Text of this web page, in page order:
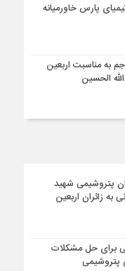
پارس خاورمیانه
به مناسبت اربعین
الحسین
پتروشیمی شهید
به زائران اربعین
برای حل مشکلات
پتروشیمی